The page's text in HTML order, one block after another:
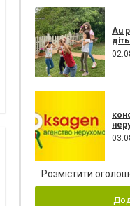
Au
Розмістити